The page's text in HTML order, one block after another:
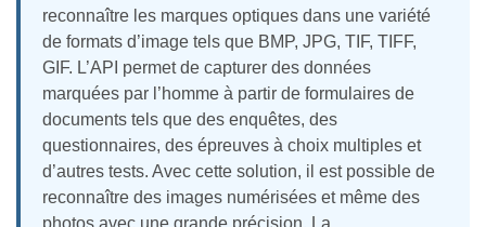
reconnaître les marques optiques dans une variété
de formats d’image tels que BMP, JPG, TIF, TIFF,
GIF. L’API permet de capturer des données
marquées par l’homme à partir de formulaires de
documents tels que des enquêtes, des
questionnaires, des épreuves à choix multiples et
d’autres tests. Avec cette solution, il est possible de
reconnaître des images numérisées et même des
photos avec une grande précision. La